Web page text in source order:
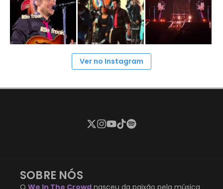
Ver no Instagram
SOBRE NÓS
O We In The Crowd nasceu da paixão pela música